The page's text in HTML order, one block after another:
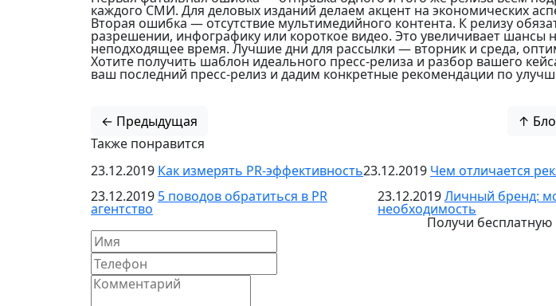
каждого СМИ. Для деловых изданий делаем акцент на экономических
Вторая ошибка — отсутствие мультимедийного контента. К релизу
разрешении, инфографику или короткое видео. Это увеличивает
неподходящее время. Лучшие дни для рассылки — вторник и среда,
Хотите получить шаблон идеального пресс-релиза и разбор вашего
ваш последний пресс-релиз и дадим конкретные рекомендации по
← Предыдущая ↑
Также понравится
23.12.2019 Как измерять PR-эффективность23.12.2019 Чем отличается
23.12.2019 5 поводов обратиться в PR
агентство
23.12.2019Личный бренд:
необходимость
Получи бесплатную